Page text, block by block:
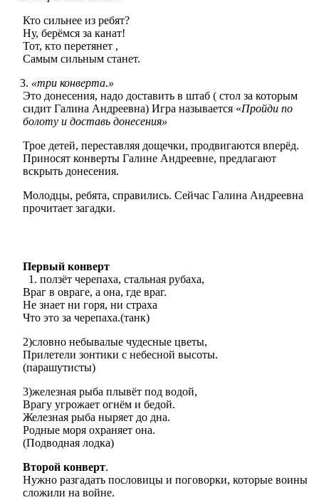
Кто сильнее из ребят?
Ну, берёмся за канат!
Тот, кто перетянет ,
Самым сильным станет.
«три конверта.»
Это донесения, надо доставить в штаб ( стол за которым
сидит Галина Андреевна) Игра называется «Пройди по
болоту и доставь донесения»
Трое детей, переставляя дощечки, продвигаются вперёд.
Приносят конверты Галине Андреевне, предлагают
вскрыть донесения.
Молодцы, ребята, справились. Сейчас Галина Андреевна
прочитает загадки.
Первый конверт
ползёт черепаха, стальная рубаха,
Враг в овраге, а она, где враг.
Не знает ни горя, ни страха
Что это за черепаха.(танк)
2)словно небывалые чудесные цветы,
Прилетели зонтики с небесной высоты.
(парашутисты)
3)железная рыба плывёт под водой,
Врагу угрожает огнём и бедой.
Железная рыба ныряет до дна.
Родные моря охраняет она.
(Подводная лодка)
Второй конверт.
Нужно разгадать пословицы и поговорки, которые воины
сложили на войне.